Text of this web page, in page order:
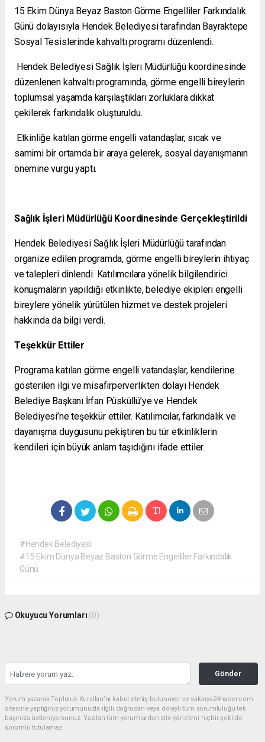
15 Ekim Dünya Beyaz Baston Görme Engelliler Farkındalık
Günü dolayısıyla Hendek Belediyesi tarafından Bayraktepe
Sosyal Tesislerinde kahvaltı programı düzenlendi.
Hendek Belediyesi Sağlık İşleri Müdürlüğü koordinesinde
düzenlenen kahvaltı programında, görme engelli bireylerin
toplumsal yaşamda karşılaştıkları zorluklara dikkat
çekilerek farkındalık oluşturuldu.
Etkinliğe katılan görme engelli vatandaşlar, sıcak ve
samimi bir ortamda bir araya gelerek, sosyal dayanışmanın
önemine vurgu yaptı.
Sağlık İşleri Müdürlüğü Koordinesinde Gerçekleştirildi
Hendek Belediyesi Sağlık İşleri Müdürlüğü tarafından
organize edilen programda, görme engelli bireylerin ihtiyaç
ve talepleri dinlendi. Katılımcılara yönelik bilgilendirici
konuşmaların yapıldığı etkinlikte, belediye ekipleri engelli
bireylere yönelik yürütülen hizmet ve destek projeleri
hakkında da bilgi verdi.
Teşekkür Ettiler
Programa katılan görme engelli vatandaşlar, kendilerine
gösterilen ilgi ve misafirperverlikten dolayı Hendek
Belediye Başkanı İrfan Püsküllü’ye ve Hendek
Belediyesi’ne teşekkür ettiler. Katılımcılar, farkındalık ve
dayanışma duygusunu pekiştiren bu tür etkinliklerin
kendileri için büyük anlam taşıdığını ifade ettiler.
#Hendek Belediyesi
#15 Ekim Dünya Beyaz Baston Görme Engelliler Farkındalık
Günü
Okuyucu Yorumları (0)
Gönder
Yorum yazarak Topluluk Kuralları’nı kabul etmiş bulunuyor ve sakarya24haber.com
sitesine yaptığınız yorumunuzla ilgili doğrudan veya dolaylı tüm sorumluluğu tek
başınıza üstleniyorsunuz. Yazılan tüm yorumlardan site yönetimi hiçbir şekilde
sorumlu tutulamaz.